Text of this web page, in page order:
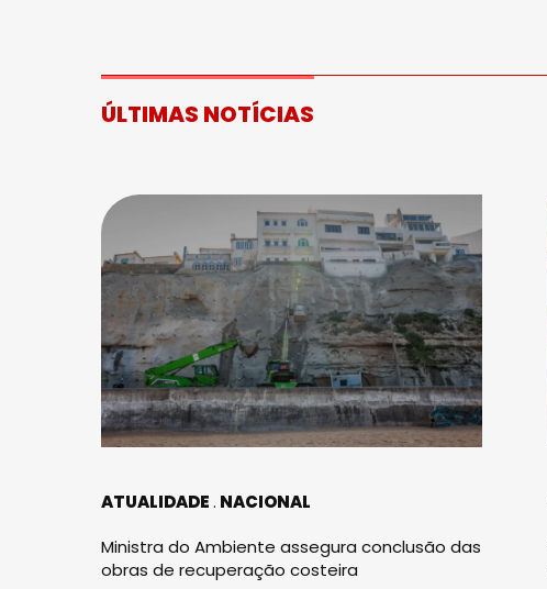
ÚLTIMAS NOTÍCIAS
ATUALIDADE NACIONAL
Ministra do Ambiente assegura conclusão das
obras de recuperação costeira